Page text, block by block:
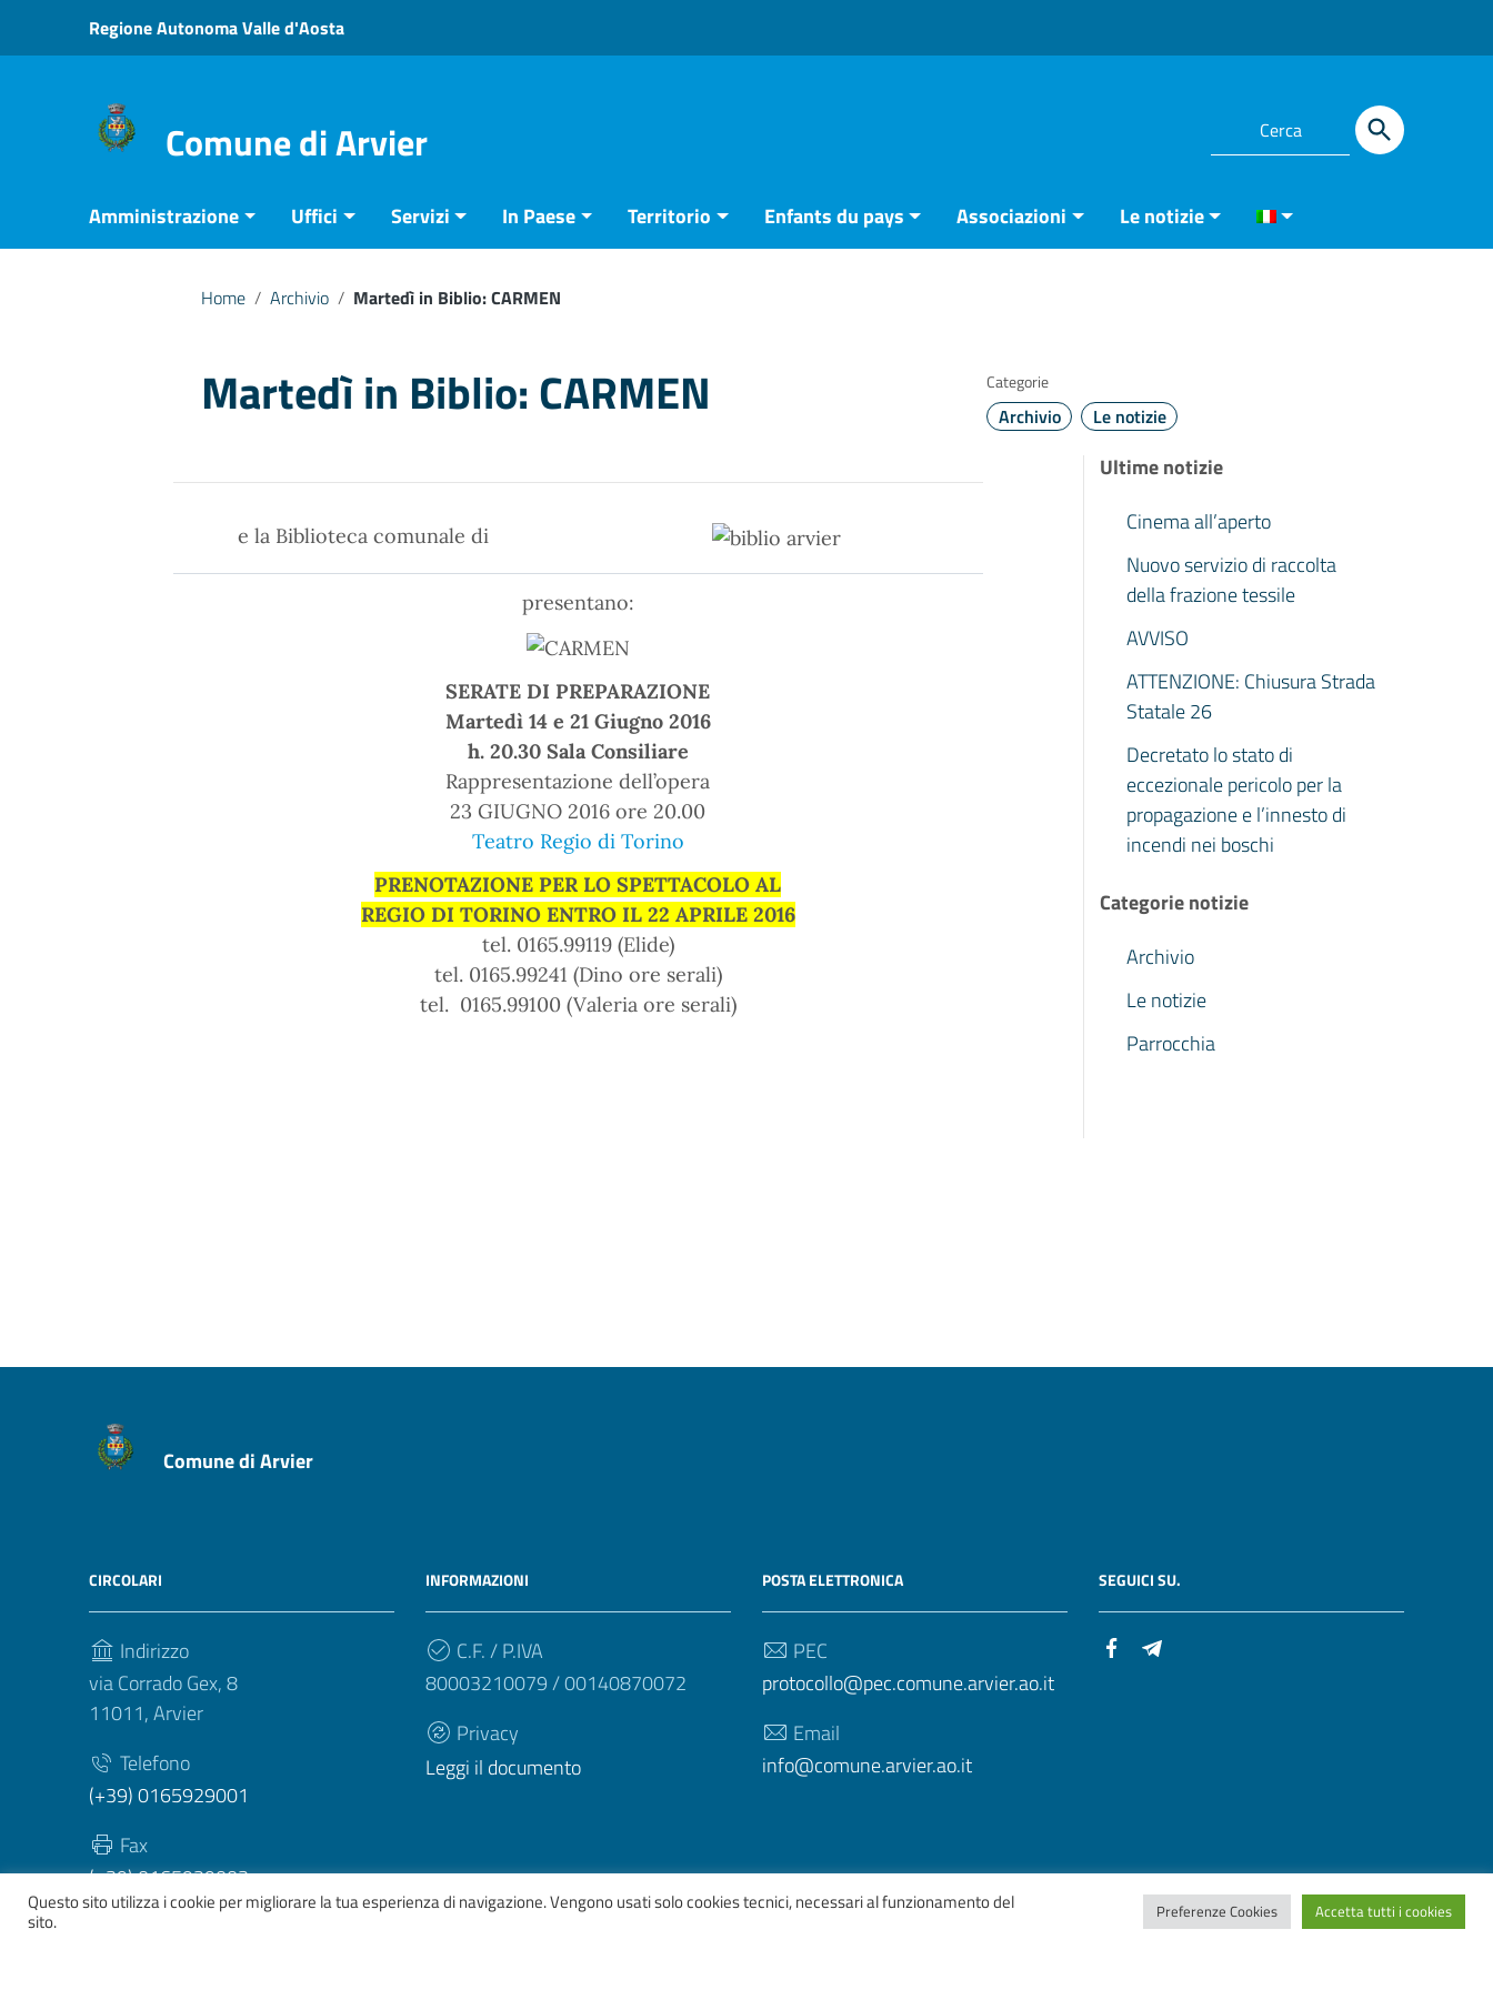
Vai ai contenuti
Vai al menu di navigazione
Regione Autonoma Valle d'Aosta
Comune di Arvier
Amministrazione Uffici Servizi In Paese Territorio Enfants du pays Associazioni Le notizie
Home / Archivio / Martedì in Biblio: CARMEN
Martedì in Biblio: CARMEN Categorie
Archivio Le notizie
e la Biblioteca comunale di
presentano:
SERATE DI PREPARAZIONE
Martedì 14 e 21 Giugno 2016
h. 20.30 Sala Consiliare
Rappresentazione dell’opera
23 GIUGNO 2016 ore 20.00
Teatro Regio di Torino
PRENOTAZIONE PER LO SPETTACOLO AL
REGIO DI TORINO ENTRO IL 22 APRILE 2016
tel. 0165.99119 (Elide)
tel. 0165.99241 (Dino ore serali)
tel. 0165.99100 (Valeria ore serali)
Ultime notizie
Cinema all’aperto
Nuovo servizio di raccolta
della frazione tessile
AVVISO
ATTENZIONE: Chiusura Strada
Statale 26
Decretato lo stato di
eccezionale pericolo per la
propagazione e l’innesto di
incendi nei boschi
Categorie notizie
Archivio
Le notizie
Parrocchia
Comune di Arvier
CIRCOLARI
Indirizzo
via Corrado Gex, 8
11011, Arvier
Telefono
(+39) 0165929001
Fax
(+39) 0165929003
INFORMAZIONI
C.F. / P.IVA
80003210079 / 00140870072
Privacy
Leggi il documento
POSTA ELETTRONICA
PEC
protocollo@pec.comune.arvier.ao.it
Email
info@comune.arvier.ao.it
SEGUICI SU.
Questo sito utilizza i cookie per migliorare la tua esperienza di navigazione. Vengono usati solo cookies tecnici, necessari al funzionamento del
sito. Preferenze Cookies Accetta tutti i cookies